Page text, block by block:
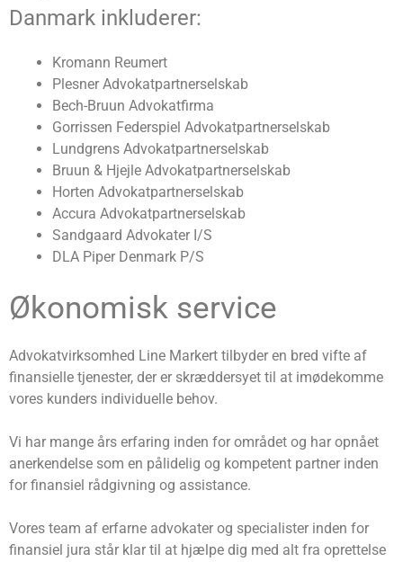
Danmark inkluderer:
Kromann Reumert
Plesner Advokatpartnerselskab
Bech-Bruun Advokatfirma
Gorrissen Federspiel Advokatpartnerselskab
Lundgrens Advokatpartnerselskab
Bruun & Hjejle Advokatpartnerselskab
Horten Advokatpartnerselskab
Accura Advokatpartnerselskab
Sandgaard Advokater I/S
DLA Piper Denmark P/S
Økonomisk service
Advokatvirksomhed Line Markert tilbyder en bred vifte af
finansielle tjenester, der er skræddersyet til at imødekomme
vores kunders individuelle behov.
Vi har mange års erfaring inden for området og har opnået
anerkendelse som en pålidelig og kompetent partner inden
for finansiel rådgivning og assistance.
Vores team af erfarne advokater og specialister inden for
finansiel jura står klar til at hjælpe dig med alt fra oprettelse